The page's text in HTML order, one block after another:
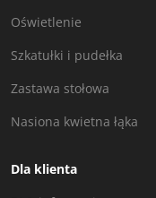
Oświetlenie
Szkatułki i pudełka
Zastawa stołowa
Nasiona kwietna łąka
Dla klienta